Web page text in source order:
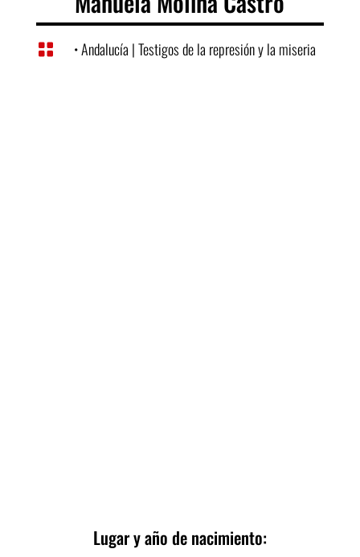
 • Andalucía |Testigos de la represión y la miseria
Lugar y año de nacimiento: